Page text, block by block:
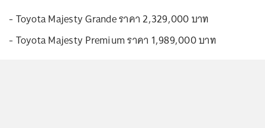
- Toyota Majesty Grande ราคา 2,329,000 บาท
- Toyota Majesty Premium ราคา 1,989,000 บาท